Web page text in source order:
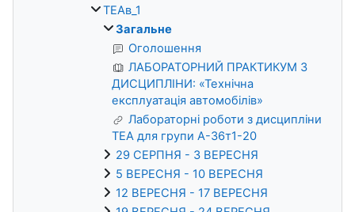
ТЕАв_1
Загальне
Оголошення
ЛАБОРАТОРНИЙ ПРАКТИКУМ З
ДИСЦИПЛІНИ: «Технічна
експлуатація автомобілів»
Лабораторні роботи з дисципліни
ТЕА для групи А-36т1-20
29 СЕРПНЯ - 3 ВЕРЕСНЯ
5 ВЕРЕСНЯ - 10 ВЕРЕСНЯ
12 ВЕРЕСНЯ - 17 ВЕРЕСНЯ